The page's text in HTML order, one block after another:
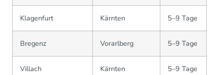
Klagenfurt Kärnten 5–9 Tage
Bregenz Vorarlberg 5–9 Tage
Villach Kärnten 5–9 Tage